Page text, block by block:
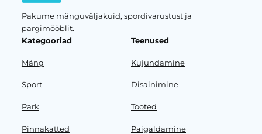
Pakume mänguväljakuid, spordivarustust ja
pargimööblit.
Kategooriad
Mäng
Sport
Park
Pinnakatted
Teenused
Kujundamine
Disainimine
Tooted
Paigaldamine